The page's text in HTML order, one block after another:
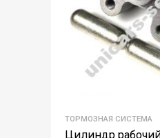
ТОРМОЗНАЯ СИСТЕМА
Цилиндр